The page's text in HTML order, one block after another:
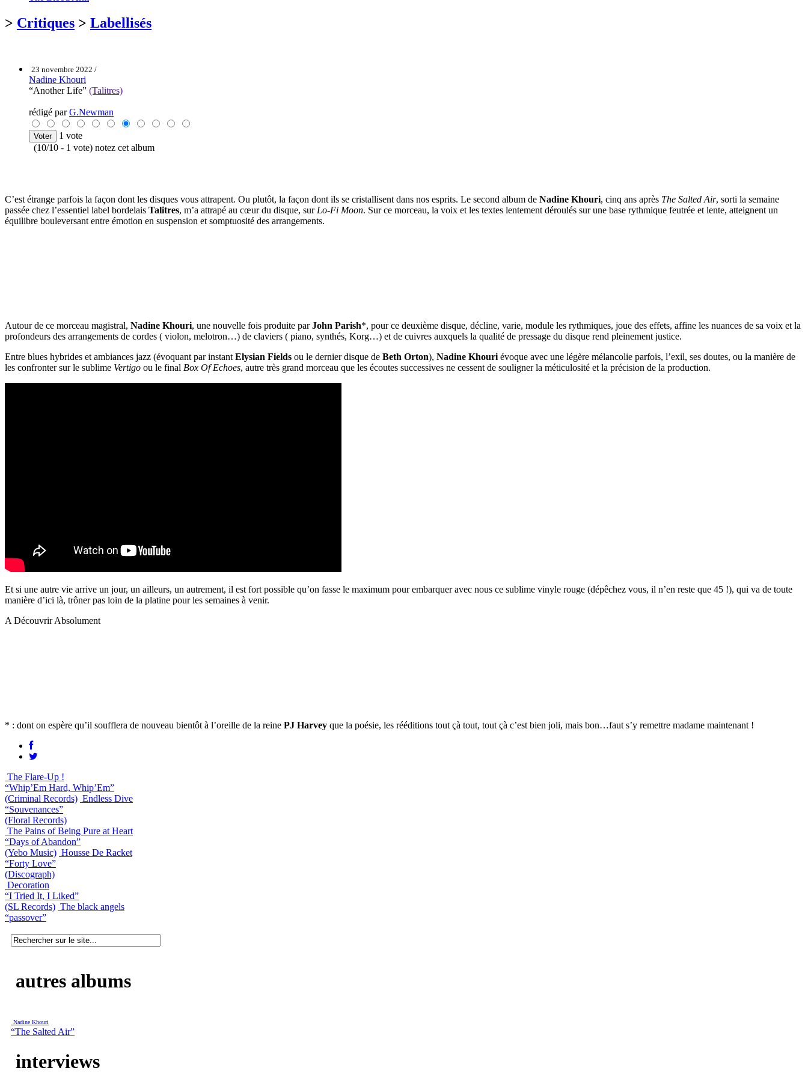
> Critiques > Labellisés
23 novembre 2022 /
Nadine Khouri
“Another Life” (Talitres)
rédigé parG.Newman
1 vote
(10/10 - 1 vote) notez cet album
C’est étrange parfois la façon dont les disques vous attrapent. Ou plutôt, la façon dont ils se cristallisent dans nos esprits. Le second album de Nadine Khouri, cinq ans après The Salted Air, sorti la semaine
passée chez l’essentiel label bordelais Talitres, m’a attrapé au cœur du disque, sur Lo-Fi Moon. Sur ce morceau, la voix et les textes lentement déroulés sur une base rythmique feutrée et lente, atteignent un
équilibre bouleversant entre émotion en suspension et somptuosité des arrangements.
Autour de ce morceau magistral, Nadine Khouri, une nouvelle fois produite parJohn Parish*, pour ce deuxième disque, décline, varie, module les rythmiques, joue des effets, affine les nuances de sa voix et la
profondeurs des arrangements de cordes ( violon, melotron…) de claviers ( piano, synthés, Korg…) et de cuivres auxquels la qualité de pressage du disque rend pleinement justice.
Entre blues hybrides et ambiances jazz (évoquant par instant Elysian Fields ou le dernier disque de Beth Orton), Nadine Khouri évoque avec une légère mélancolie parfois, l’exil, ses doutes, ou la manière de
les confronter sur le sublime Vertigo ou le final Box Of Echoes, autre très grand morceau que les écoutes successives ne cessent de souligner la méticulosité et la précision de la production.
Et si une autre vie arrive un jour, un ailleurs, un autrement, il est fort possible qu’on fasse le maximum pour embarquer avec nous ce sublime vinyle rouge (dépêchez vous, il n’en reste que 45 !), qui va de toute
manière d’ici là, trôner pas loin de la platine pour les semaines à venir.
A Découvrir Absolument
* : dont on espère qu’il soufflera de nouveau bientôt à l’oreille de la reine PJ Harvey que la poésie, les rééditions tout çà tout, tout çà c’est bien joli, mais bon…faut s’y remettre madame maintenant !
The Flare-Up !
“Whip’Em Hard, Whip’Em”
(Criminal Records) Endless Dive
“Souvenances”
(Floral Records)
The Pains of Being Pure at Heart
“Days of Abandon”
(Yebo Music) Housse De Racket
“Forty Love”
(Discograph)
Decoration
“I Tried It, I Liked”
(SL Records) The black angels
“passover”
autres albums
Nadine Khouri
“The Salted Air”
interviews